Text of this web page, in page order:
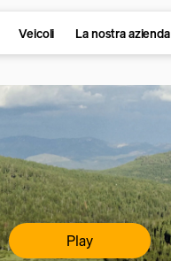
Veicoli La nostra azienda
Play